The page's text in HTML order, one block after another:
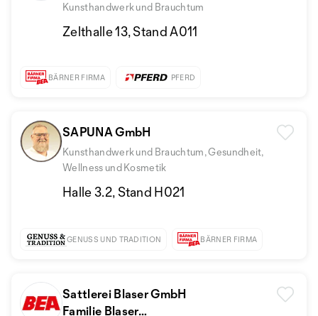
Kunsthandwerk und Brauchtum
Zelthalle 13, Stand A011
BÄRNER FIRMA PFERD
SAPUNA GmbH
Kunsthandwerk und Brauchtum, Gesundheit,
Wellness und Kosmetik
Halle 3.2, Stand H021
GENUSS UND TRADITION BÄRNER FIRMA
Sattlerei Blaser GmbH
Familie Blaser